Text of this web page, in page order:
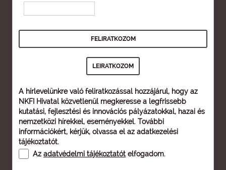
A hírlevelünkre való feliratkozással hozzájárul, hogy az
NKFI Hivatal közvetlenül megkeresse a legfrissebb
kutatási, fejlesztési és innovációs pályázatokkal, hazai és
nemzetközi hírekkel, eseményekkel. További
információkért, kérjük, olvassa el az adatkezelési
tájékoztatót.
Az adatvédelmi tájékoztatót elfogadom.